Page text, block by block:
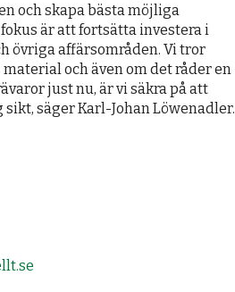
och skapa bästa möjliga
är att fortsätta investera i
övriga affärsområden. Vi tror
och även om det råder en
just nu, är vi säkra på att
säger Karl-Johan Löwenadler.